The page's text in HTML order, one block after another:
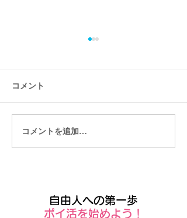
ユーザー向けのモバイル
アプリSpaces by Wix
コメント
コメントを追加…
自由人への第一歩
​ポイ活を始めよう！